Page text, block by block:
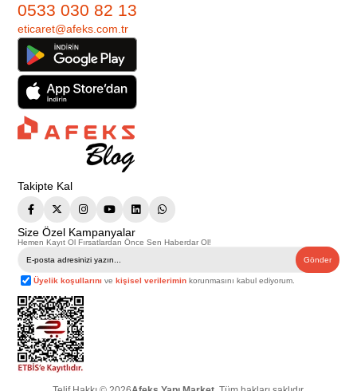
0533 030 82 13
eticaret@afeks.com.tr
Takipte Kal
Size Özel Kampanyalar
Hemen Kayıt Ol Fırsatlardan Önce Sen Haberdar Ol!
Gönder
Üyelik koşullarını vekişisel verilerimin korunmasını kabul ediyorum.